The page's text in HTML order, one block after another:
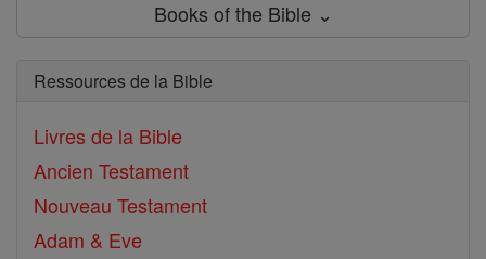
Books of the Bible ⌄
Ressources de la Bible
Livres de la Bible
Ancien Testament
Nouveau Testament
Adam & Eve